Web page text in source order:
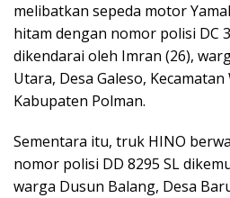
melibatkan sepeda motor
hitam dengan nomor polisi DC
dikendarai oleh Imran (26),
Utara, Desa Galeso,
Kabupaten Polman.
Sementara itu, truk HINO
nomor polisi DD 8295 SL
warga Dusun Balang, Desa